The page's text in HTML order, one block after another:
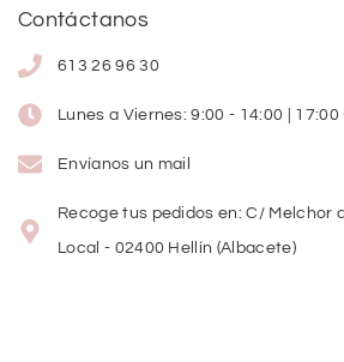
Contáctanos
613 26 96 30
Lunes a Viernes: 9:00 - 14:00 | 17:00
Envíanos un mail
Recoge tus pedidos en: C/ Melchor
Local - 02400 Hellín (Albacete)